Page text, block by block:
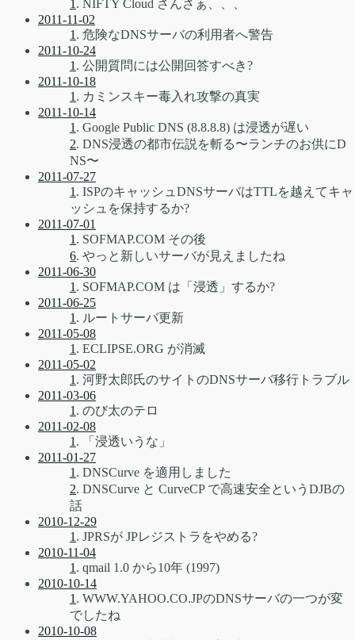
1 . NIFTY Cloud さんさぁ、、、
2011-11-02
1 . 危険なDNSサーバの利用者へ警告
2011-10-24
1 . 公開質問には公開回答すべき?
2011-10-18
1 . カミンスキー毒入れ攻撃の真実
2011-10-14
1 . Google Public DNS (8.8.8.8) は浸透が遅い
2. DNS浸透の都市伝説を斬る〜ランチのお供にD
NS〜
2011-07-27
1 . ISPのキャッシュDNSサーバはTTLを越えてキャ
ッシュを保持するか?
2011-07-01
1 . SOFMAP.COM その後
6. やっと新しいサーバが見えましたね
2011-06-30
1 . SOFMAP.COM は「浸透」するか?
2011-06-25
1 . ルートサーバ更新
2011-05-08
1 . ECLIPSE.ORG が消滅
2011-05-02
1 . 河野太郎氏のサイトのDNSサーバ移行トラブル
2011-03-06
1 . のび太のテロ
2011-02-08
1 . 「浸透いうな」
2011-01-27
1 . DNSCurve を適用しました
2. DNSCurve と CurveCP で高速安全というDJBの
話
2010-12-29
1 . JPRSが JPレジストラをやめる?
2010-11-04
1 . qmail 1.0 から10年 (1997)
2010-10-14
1 . WWW.YAHOO.CO.JPのDNSサーバの一つが変
でしたね
2010-10-08